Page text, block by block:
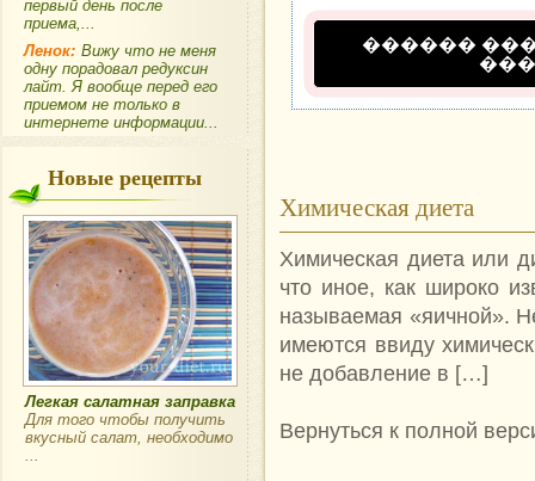
первый день после
приема,...
Ленок: Вижу что не меня
одну порадовал редуксин
лайт. Я вообще перед его
приемом не только в
интернете информации...
Новые рецепты
Легкая салатная заправка
Для того чтобы получить
вкусный салат, необходимо
������
Химическая диета
Химическая диета или
что иное, как широко
называемая «яичной».
имеются ввиду
не добавление в […]
Вернуться к полной